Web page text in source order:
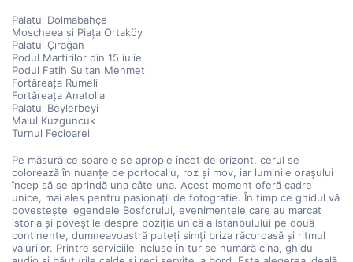
Palatul Dolmabahçe
Moscheea și Piața Ortaköy
Palatul Çırağan
Podul Martirilor din 15 iulie
Podul Fatih Sultan Mehmet
Fortăreața Rumeli
Fortăreața Anatolia
Palatul Beylerbeyi
Malul Kuzguncuk
Turnul Fecioarei
Pe măsură ce soarele se apropie încet de orizont, cerul se
colorează în nuanțe de portocaliu, roz și mov, iar luminile orașului
încep să se aprindă una câte una. Acest moment oferă cadre
unice, mai ales pentru pasionații de fotografie. În timp ce ghidul vă
povestește legendele Bosforului, evenimentele care au marcat
istoria și poveștile despre poziția unică a Istanbulului pe două
continente, dumneavoastră puteți simți briza răcoroasă și ritmul
valurilor. Printre serviciile incluse în tur se numără cina, ghidul